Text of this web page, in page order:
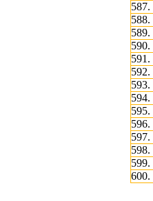
587.
588.
589.
590.
591.
592.
593.
594.
595.
596.
597.
598.
599.
600.